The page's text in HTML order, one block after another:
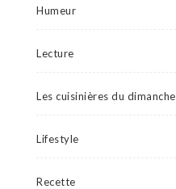
Humeur
Lecture
Les cuisinières du dimanche
Lifestyle
Recette